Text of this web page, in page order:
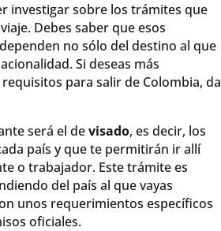
investigar sobre los trámites que
Debes saber que esos
no sólo del destino al que
Si deseas más
para salir de Colombia, da
será el devisado, es decir, los
país y que te permitirán ir allí
o trabajador. Este trámite es
del país al que vayas
unos requerimientos específicos
oficiales.